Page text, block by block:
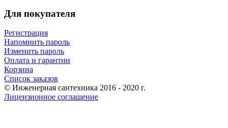
Для покупателя
Регистрация
Напомнить пароль
Изменить пароль
Оплата и гарантии
Корзина
Список заказов
© Инженерная сантехника 2016 - 2020 г.
Лицензионное соглашение